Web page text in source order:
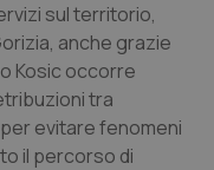
sul territorio,
anche grazie
Kosic occorre
tra
evitare fenomeni
il percorso di